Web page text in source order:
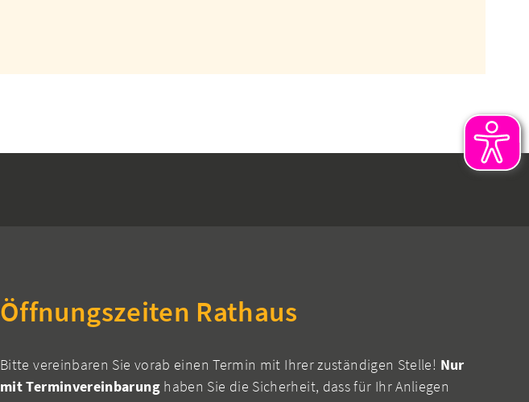
Öffnungszeiten Rathaus
Bitte vereinbaren Sie vorab einen Termin mit Ihrer zuständigen Stelle! Nur
mit Terminvereinbarunghaben Sie die Sicherheit, dass für Ihr Anliegen